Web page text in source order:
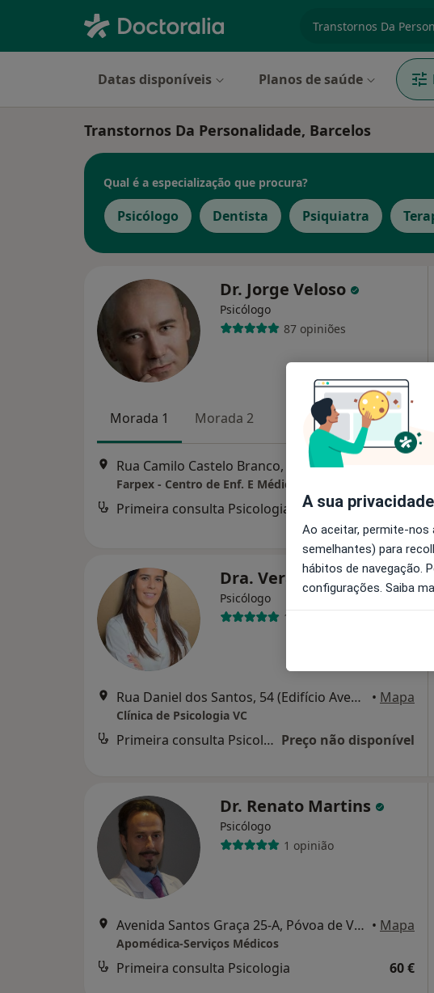
Datas disponíveis Planos de saúde
Transtornos Da Personalidade, Barcelos
Qual é a especialização que procura?
Psicólogo Dentista Psiquiatra
Dr. Jorge Veloso
Psicólogo
87 opiniões
Morada 1 Morada 2
Farpex - Centro de Enf. E Médico
Primeira consulta Psicologia 60 €
Dra. Vera Campos
Psicólogo
13 opiniões
Rua Daniel dos Santos, 54 (Edifício Avenida- Traseiras), Vila Nova de Famalicão • Mapa
Clínica de Psicologia VC
Primeira consulta Psicologia Preço não disponível
Dr. Renato Martins
Psicólogo
1 opinião
Avenida Santos Graça 25-A, Póvoa de Varzim • Mapa
Apomédica-Serviços Médicos
Primeira consulta Psicologia 60 €
A sua
Ao aceitar, permite-
semelhantes) para
hábitos de navegação.
configurações. Saiba